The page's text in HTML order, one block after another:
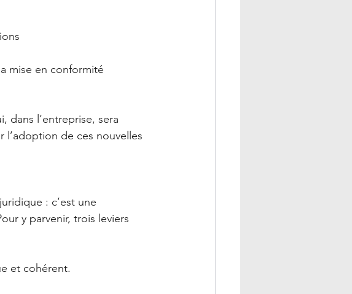
mise en conformité
dans l’entreprise, sera
de ces nouvelles
: c’est une
y parvenir, trois leviers
et cohérent.